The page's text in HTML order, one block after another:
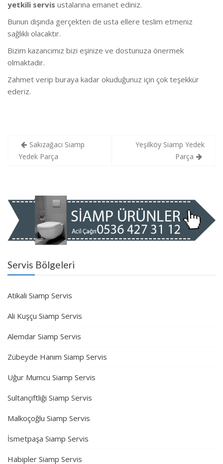
yetkili servis ustalarına emanet ediniz.
Bunun dışında gerçekten de usta ellere teslim etmeniz
sağlıklı olacaktır.
Bizim kazancımız bizi eşinize ve dostunuza önermek
olmaktadır.
Zahmet verip buraya kadar okuduğunuz için çok teşekkür
ederiz.
Yazı
gezinmesi
Sakızağacı Siamp
Yedek Parça
Yeşilköy Siamp Yedek
Parça
Servis Bölgeleri
Atikali Siamp Servis
Ali Kuşçu Siamp Servis
Alemdar Siamp Servis
Zübeyde Hanım Siamp Servis
Uğur Mumcu Siamp Servis
Sultançiftliği Siamp Servis
Malkoçoğlu Siamp Servis
İsmetpaşa Siamp Servis
Habipler Siamp Servis